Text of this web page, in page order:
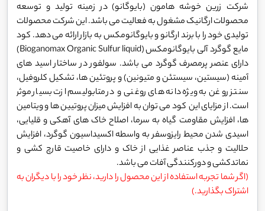
شرکت زرین خوشه هامون (بایوگانو) در زمینه تولید و توسعه
محصولات ارگانیک مشغول به فعالیت می باشد. این شرکت محصولات
تولیدی خود را با برند ارگانو و بایوگانومکس به بازار ارائه می دهد. کود
مایع گوگرد آلی بایوگانومکس (Bioganomax Organic Sulfur liquid)
دارای عنصر پرمصرف گوگرد می باشد. سولفور در ساختار اسید های
آمینه (سیستین، سیستئن و متیونین) و پروتئین ها، تشکیل کلروفیل،
سنتز روغن به ویژه دانه های روغنی و در متابولیسم ازت بسیار موثر
است. از مزایای این کود می توان به افزایش میزان پروتیین ها و ویتامین
ها، افزایش مقاومت گیاه به سرما، اصلاح خاک های آهکی و قلیایی،
اسیدی شدن محیط رایزوسفر به واسطه اکسیداسیون گوگرد، افزایش
حلالیت و جذب عناصر غذایی از خاک و دارای خاصیت قارچ کشی و
نماتدکشی و دورکنندگی آفات می باشد.
(اگر شما تجربه استفاده از این محصول را دارید، نظر خود را با دیگران به
اشتراک بگذارید.)